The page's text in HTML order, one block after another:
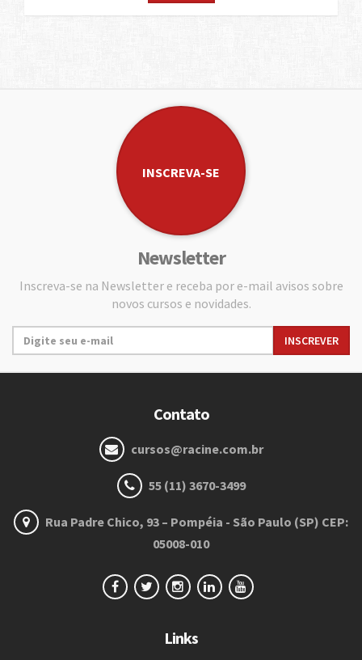
INSCREVA-SE
Newsletter
Inscreva-se na Newsletter e receba por e-mail avisos sobre
novos cursos e novidades.
Contato
cursos@racine.com.br
55 (11) 3670-3499
Rua Padre Chico, 93 – Pompéia - São Paulo (SP) CEP:
05008-010
Links